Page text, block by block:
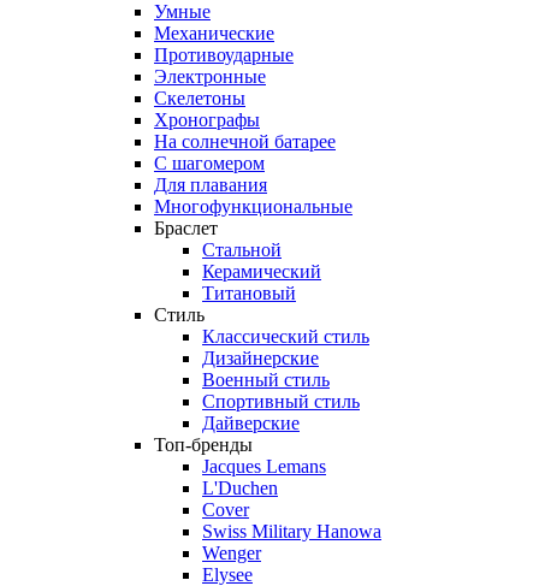
Умные
Механические
Противоударные
Электронные
Скелетоны
Хронографы
На солнечной батарее
С шагомером
Для плавания
Многофункциональные
Браслет
Стальной
Керамический
Титановый
Стиль
Классический стиль
Дизайнерские
Военный стиль
Спортивный стиль
Дайверские
Топ-бренды
Jacques Lemans
L'Duchen
Cover
Swiss Military Hanowa
Wenger
Elysee